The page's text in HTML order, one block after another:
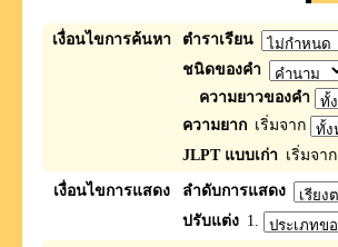
เงื่อนไขการค้นหา ตำราเรียน
ชนิดของคำ
ความยาวของคำ
ความยาก เริ่มจาก
JLPT แบบเก่า เริ่มจาก
เงื่อนไขการแสดง
ลำดับการแสดง
ปรับแต่ง 1.